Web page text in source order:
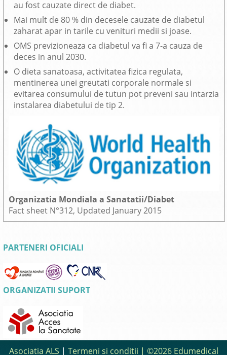
au fost cauzate direct de diabet.
Mai mult de 80 % din decesele cauzate de diabetul
zaharat apar in tarile cu venituri medii si joase.
OMS previzioneaza ca diabetul va fi a 7-a cauza de
deces in anul 2030.
O dieta sanatoasa, activitatea fizica regulata,
mentinerea unei greutati corporale normale si
evitarea consumului de tutun pot preveni sau intarzia
instalarea diabetului de tip 2.
Organizatia Mondiala a Sanatatii/Diabet
Fact sheet N°312, Updated January 2015
PARTENERI OFICIALI
ORGANIZATII SUPORT
Asociatia ALS | Termeni si conditii | ©2026 Edumedical